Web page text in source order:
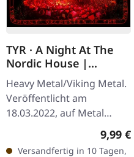
TYR · A Night At The
Nordic House |
2CD+DVD CDBOX
Heavy Metal/Viking Metal.
Veröffentlicht am
18.03.2022, auf Metal
Blade Records. 8-seitiges
DigiPak mit 2 CDs und
9,99 €
Versandfertig in 10 Tagen,